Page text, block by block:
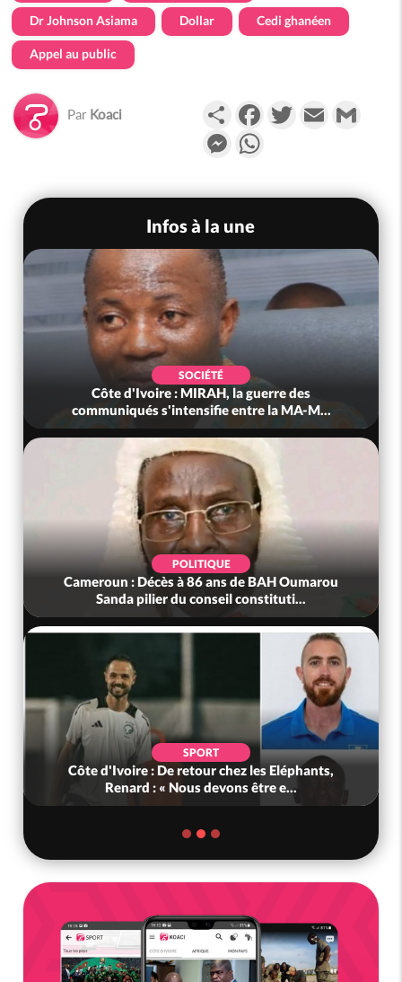
Dr Johnson Asiama Dollar Cedi ghanéen
Appel au public
Par Koaci PartagerFacebookTwitterEmail
Messenger
Infos à la une
SOCIÉTÉ
Côte d'Ivoire : MIRAH, la guerre des
communiqués s'intensifie entre la MA-M...
POLITIQUE
Cameroun : Décès à 86 ans de BAH Oumarou
Sanda pilier du conseil constituti...
SPORT
Côte d'Ivoire : De retour chez les Eléphants,
Renard : « Nous devons être e...